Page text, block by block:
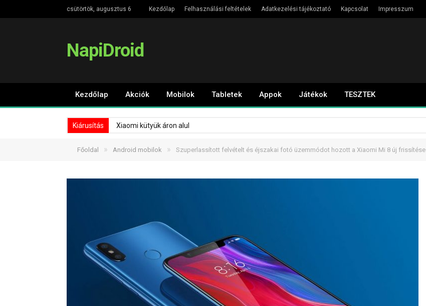
csütörtök, augusztus 6 Kezdőlap Felhasználási feltételek Adatkezelési tájékoztató Kapcsolat Impresszum
NapiDroid
Kezdőlap Akciók Mobilok Tabletek Appok Játékok TESZTEK
Kiárusítás Xiaomi kütyük áron alul
Főoldal » Android mobilok » Szuperlassított felvételt és éjszakai fotó üzemmódot hozott a Xiaomi Mi 8 új frissítése